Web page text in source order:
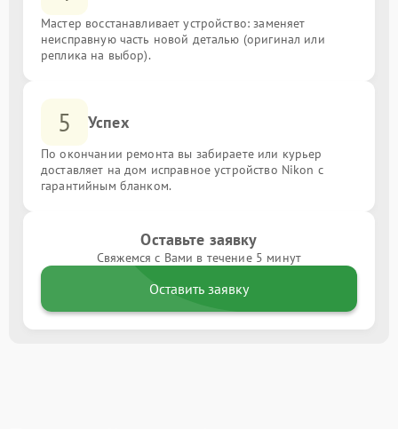
Мастер восстанавливает устройство: заменяет
неисправную часть новой деталью (оригинал или
реплика на выбор).
5 Успех
По окончании ремонта вы забираете или курьер
доставляет на дом исправное устройство Nikon с
гарантийным бланком.
Оставьте заявку
Свяжемся с Вами в течение 5 минут
Оставить заявку